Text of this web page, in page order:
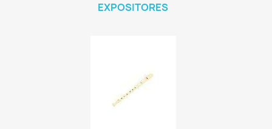
EXPOSITORES